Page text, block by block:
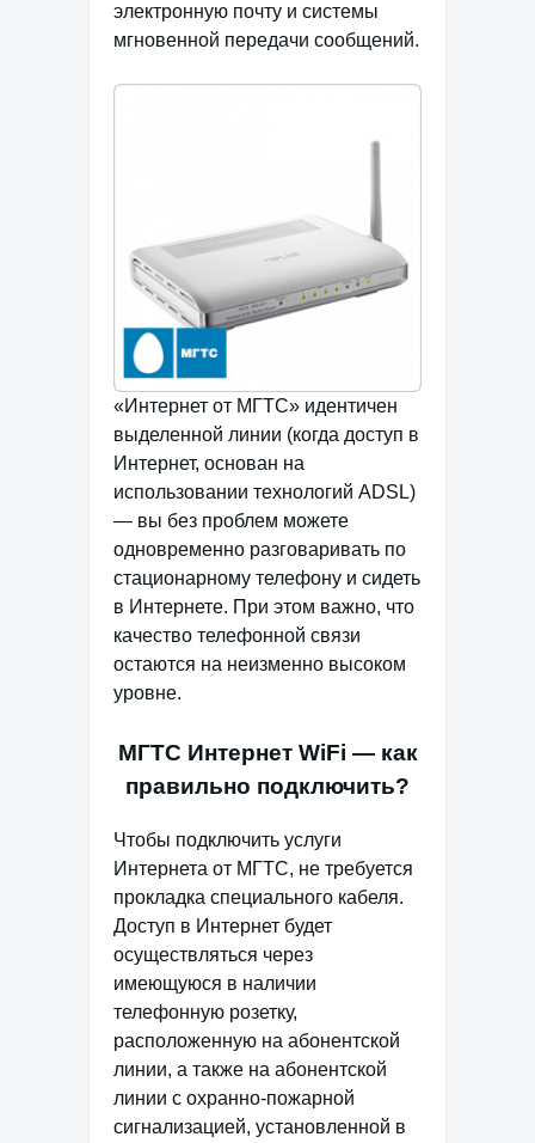
электронную почту и системы
мгновенной передачи сообщений.
«Интернет от МГТС» идентичен
выделенной линии (когда доступ в
Интернет, основан на
использовании технологий ADSL)
— вы без проблем можете
одновременно разговаривать по
стационарному телефону и сидеть
в Интернете. При этом важно, что
качество телефонной связи
остаются на неизменно высоком
уровне.
МГТС Интернет WiFi — как
правильно подключить?
Чтобы подключить услуги
Интернета от МГТС, не требуется
прокладка специального кабеля.
Доступ в Интернет будет
осуществляться через
имеющуюся в наличии
телефонную розетку,
расположенную на абонентской
линии, а также на абонентской
линии с охранно-пожарной
сигнализацией, установленной в